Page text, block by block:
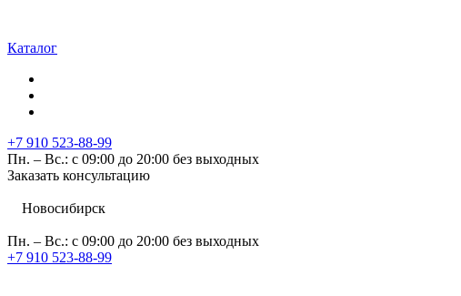
Каталог
+7 910 523-88-99
Пн. – Вс.: с 09:00 до 20:00 без выходных
Заказать консультацию
Новосибирск
Пн. – Вс.: с 09:00 до 20:00 без выходных
+7 910 523-88-99